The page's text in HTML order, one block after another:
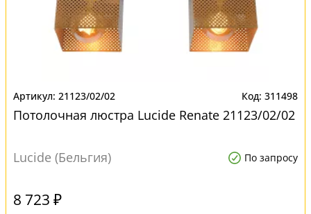
21123/02/02 311498
Потолочная люстра Lucide Renate 21123/02/02
Lucide (Бельгия) По запросу
8 723 ₽